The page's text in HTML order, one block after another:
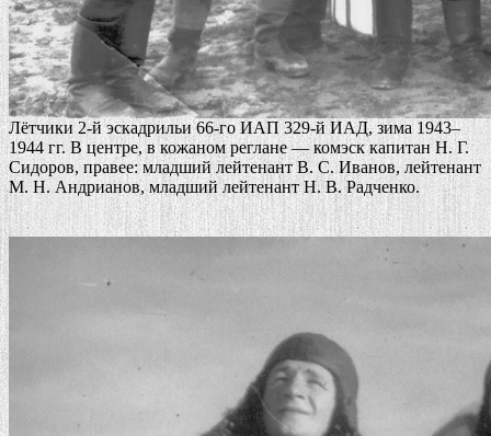
Лётчики 2-й эскадрильи 66-го ИАП 329-й ИАД, зима 1943–
1944 гг. В центре, в кожаном реглане — комэск капитан Н. Г.
Сидоров, правее: младший лейтенант В. С. Иванов, лейтенант
М. Н. Андрианов, младший лейтенант Н. В. Радченко.